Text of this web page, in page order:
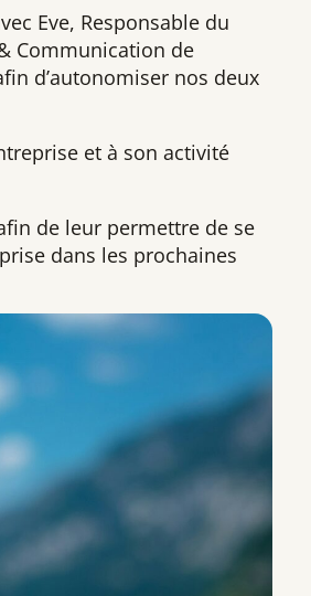
Eve, Responsable du
Communication de
d’autonomiser nos deux
et à son activité
de leur permettre de se
dans les prochaines